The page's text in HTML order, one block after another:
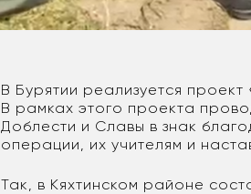
В Бурятии реализуется проект
В рамках этого проекта
Доблести и Славы в знак
операции, их учителям и
Так, в Кяхтинском районе